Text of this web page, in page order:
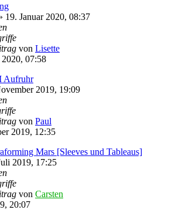
19. Januar 2020, 08:37
von Lisette
2020, 07:58
Aufruhr
2019, 19:09
von Paul
2019, 12:35
Mars [Sleeves und Tableaus]
2019, 17:25
von Carsten
20:07